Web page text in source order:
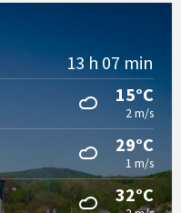
13 h 07 min
15°C
2 m/s
29°C
1 m/s
32°C